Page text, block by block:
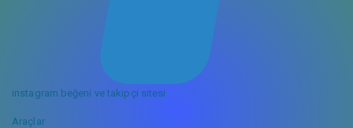
instagram beğeni ve takipçi sitesi
Araçlar